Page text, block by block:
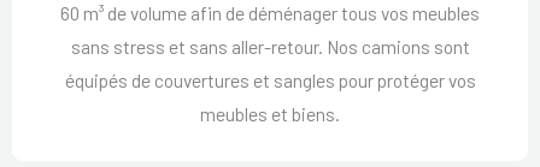
60 m³ de volume afin de déménager tous vos meubles
sans stress et sans aller-retour. Nos camions sont
équipés de couvertures et sangles pour protéger vos
meubles et biens.